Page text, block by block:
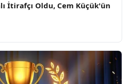
İtirafçı Oldu, Cem Küçük'ün